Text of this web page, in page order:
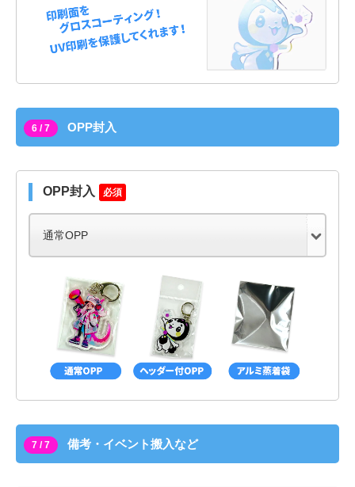
6 / 7 OPP封入
OPP封入 必須
7 / 7 備考・イベント搬入など